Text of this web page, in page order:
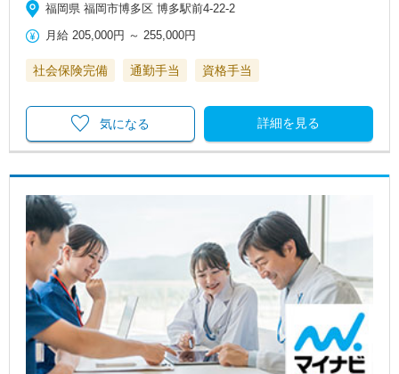
福岡県 福岡市博多区 博多駅前4-22-2
月給 205,000円 ～255,000円
社会保険完備 通勤手当 資格手当
詳細を見る
気になる